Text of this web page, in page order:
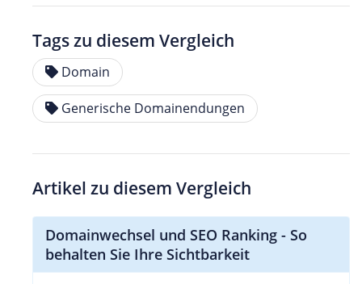
Tags zu diesem Vergleich
Domain
Generische Domainendungen
Artikel zu diesem Vergleich
Domainwechsel und SEO Ranking - So
behalten Sie Ihre Sichtbarkeit